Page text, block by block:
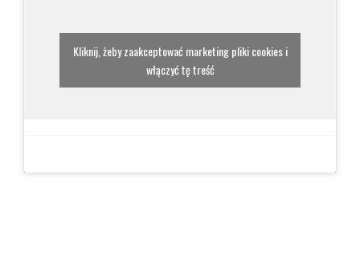
Kliknij, żeby zaakceptować marketing pliki cookies i
włączyć tę treść